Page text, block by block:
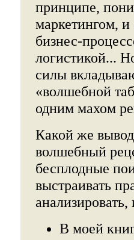
принципе,
маркетингом,
бизнес-
логистикой...
силы
«волшебной
одним махом
Какой же
волшебный
бесплодные
выстраивать
В моей